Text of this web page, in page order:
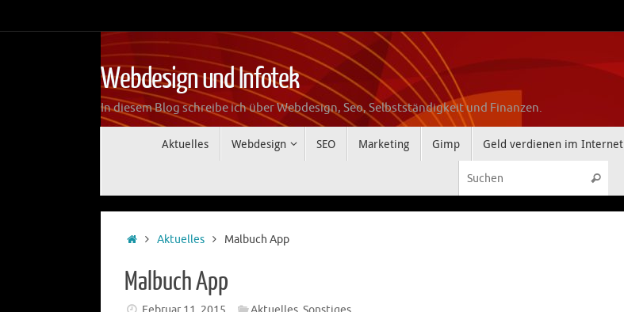
Inhalt
Webdesign und Infotek
In diesem Blog schreibe ich über Webdesign, Seo, Selbstständigkeit und Finanzen.
Aktuelles Webdesign SEO Marketing Gimp Geld verdienen im Internet
Suchen
StartAktuelles Malbuch App
Malbuch App